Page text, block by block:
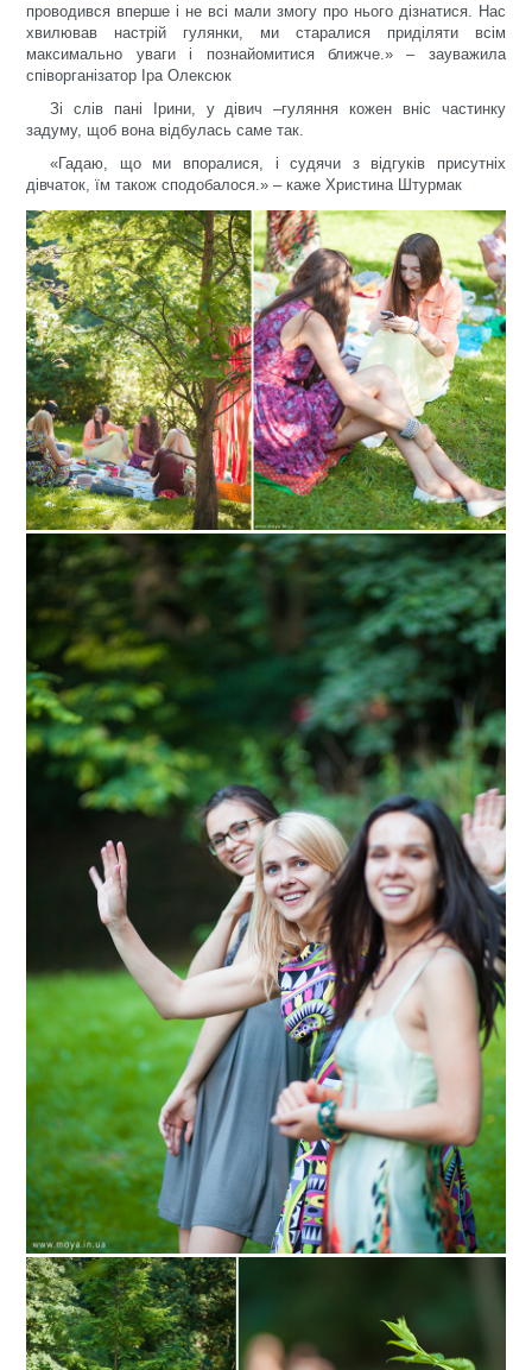
проводився вперше і не всі мали змогу про нього дізнатися. Нас
хвилював настрій гулянки, ми старалися приділяти всім
максимально уваги і познайомитися ближче.» – зауважила
співорганізатор Іра Олексюк
Зі слів пані Ірини, у дівич –гуляння кожен вніс частинку
задуму, щоб вона відбулась саме так.
«Гадаю, що ми впоралися, і судячи з відгуків присутніх
дівчаток, їм також сподобалося.» – каже Христина Штурмак